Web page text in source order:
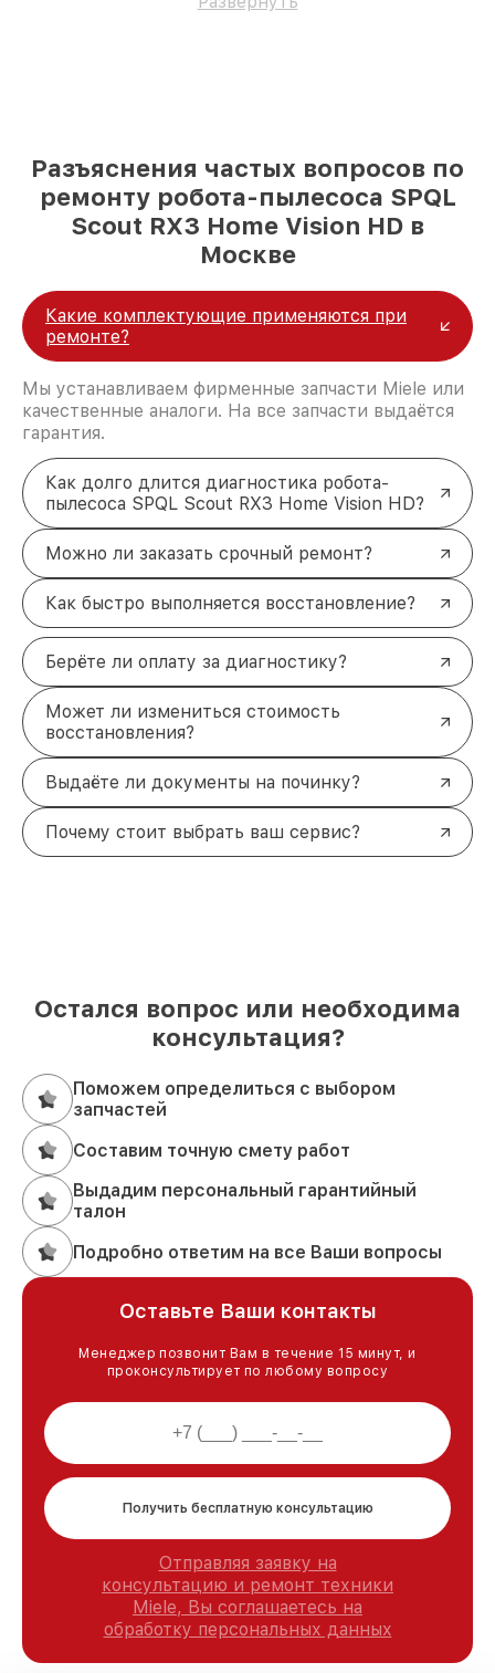
Разъяснения частых вопросов по
ремонту робота-пылесоса SPQL
Scout RX3 Home Vision HD в
Москве
Какие комплектующие применяются при
ремонте?
Мы устанавливаем фирменные запчасти Miele или
качественные аналоги. На все запчасти выдаётся
гарантия.
Как долго длится диагностика робота-
пылесоса SPQL Scout RX3 Home Vision HD?
Можно ли заказать срочный ремонт?
Как быстро выполняется восстановление?
Берёте ли оплату за диагностику?
Может ли измениться стоимость
восстановления?
Выдаёте ли документы на починку?
Почему стоит выбрать ваш сервис?
Остался вопрос или необходима
консультация?
Поможем определиться с выбором
запчастей
Составим точную смету работ
Выдадим персональный гарантийный
талон
Подробно ответим на все Ваши вопросы
Оставьте Ваши контакты
Менеджер позвонит Вам в течение 15 минут, и
проконсультирует по любому вопросу
Получить бесплатную консультацию
Отправляя заявку на
консультацию и ремонт техники
Miele, Вы соглашаетесь на
обработку персональных данных